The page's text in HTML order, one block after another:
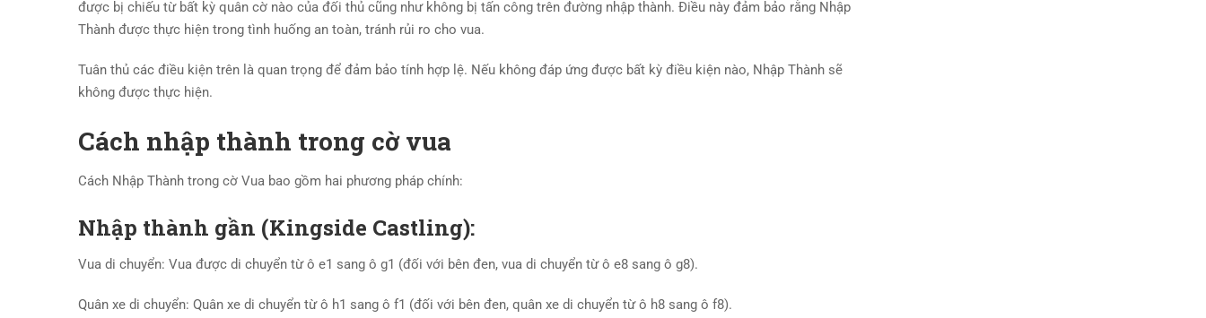
được bị chiếu từ bất kỳ quân cờ nào của đối thủ cũng như không bị tấn công trên đường nhập thành. Điều này đảm bảo rằng Nhập
Thành được thực hiện trong tình huống an toàn, tránh rủi ro cho vua.
Tuân thủ các điều kiện trên là quan trọng để đảm bảo tính hợp lệ. Nếu không đáp ứng được bất kỳ điều kiện nào, Nhập Thành sẽ
không được thực hiện.
Cách nhập thành trong cờ vua
Cách Nhập Thành trong cờ Vua bao gồm hai phương pháp chính:
Nhập thành gần (Kingside Castling):
Vua di chuyển: Vua được di chuyển từ ô e1 sang ô g1 (đối với bên đen, vua di chuyển từ ô e8 sang ô g8).
Quân xe di chuyển: Quân xe di chuyển từ ô h1 sang ô f1 (đối với bên đen, quân xe di chuyển từ ô h8 sang ô f8).